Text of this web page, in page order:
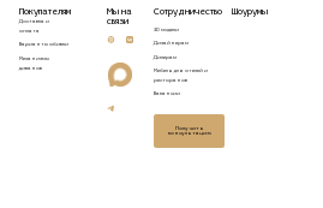
Покупателям
Доставка и
оплата
Варианты обивки
Механизмы
диванов
Мы на
связи
Сотрудничество
3D модели
Дизайнерам
Дилерам
Мебель для отелей и
ресторанов
Вакансии
Получить
консультацию
Шоурумы